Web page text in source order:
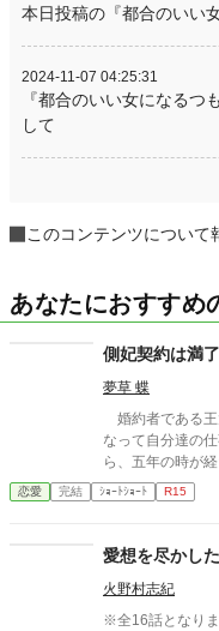
本日投稿の『都合のいい
2024-11-07 04:25:31
『都合のいい女になるつ
して
このコンテンツについて
あなたにおすすめ
側妃契約は満
夢草 蝶
婚約者である王
なって自分達の仕事をしろ。 そのよう
ら、五年の時が経
恋愛 完結 ｼｮｰﾄｼｮｰﾄ R15
愛想を尽かし
火野村志紀
※全16話となり